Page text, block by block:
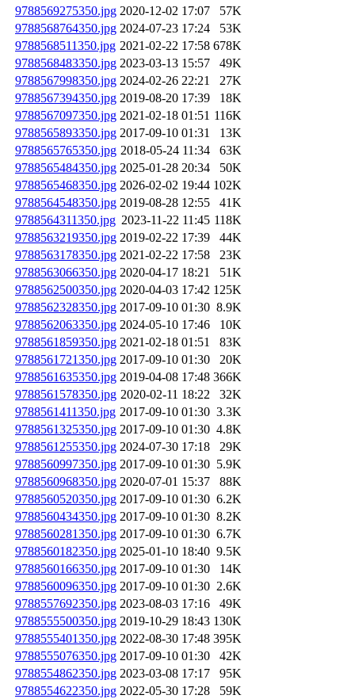
9788569275350.jpg 2020-12-02 17:07
57K
9788568764350.jpg 2024-07-23 17:24
53K
9788568511350.jpg 2021-02-22 17:58 678K
9788568483350.jpg 2023-03-13 15:57
49K
9788567998350.jpg 2024-02-26 22:21
27K
9788567394350.jpg 2019-08-20 17:39
18K
9788567097350.jpg 2021-02-18 01:51 116K
9788565893350.jpg 2017-09-10 01:31
13K
9788565765350.jpg 2018-05-24 11:34
63K
9788565484350.jpg 2025-01-28 20:34
50K
9788565468350.jpg 2026-02-02 19:44 102K
9788564548350.jpg 2019-08-28 12:55
41K
9788564311350.jpg 2023-11-22 11:45 118K
9788563219350.jpg 2019-02-22 17:39
44K
9788563178350.jpg 2021-02-22 17:58
23K
9788563066350.jpg 2020-04-17 18:21
51K
9788562500350.jpg 2020-04-03 17:42 125K
9788562328350.jpg 2017-09-10 01:30 8.9K
9788562063350.jpg 2024-05-10 17:46
10K
9788561859350.jpg 2021-02-18 01:51
83K
9788561721350.jpg 2017-09-10 01:30
20K
9788561635350.jpg 2019-04-08 17:48 366K
9788561578350.jpg 2020-02-11 18:22
32K
9788561411350.jpg 2017-09-10 01:30 3.3K
9788561325350.jpg 2017-09-10 01:30 4.8K
9788561255350.jpg 2024-07-30 17:18
29K
9788560997350.jpg 2017-09-10 01:30 5.9K
9788560968350.jpg 2020-07-01 15:37
88K
9788560520350.jpg 2017-09-10 01:30 6.2K
9788560434350.jpg 2017-09-10 01:30 8.2K
9788560281350.jpg 2017-09-10 01:30 6.7K
9788560182350.jpg 2025-01-10 18:40 9.5K
9788560166350.jpg 2017-09-10 01:30
14K
9788560096350.jpg 2017-09-10 01:30 2.6K
9788557692350.jpg 2023-08-03 17:16
49K
9788555500350.jpg 2019-10-29 18:43 130K
9788555401350.jpg 2022-08-30 17:48 395K
9788555076350.jpg 2017-09-10 01:30
42K
9788554862350.jpg 2023-03-08 17:17
95K
9788554622350.jpg 2022-05-30 17:28
59K